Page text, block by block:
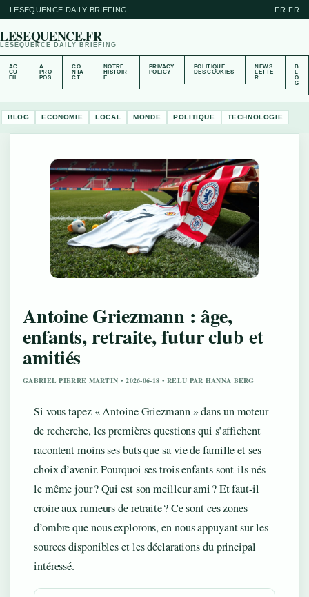
LESEQUENCE DAILY BRIEFING FR-FR
LESEQUENCE.FR
LESEQUENCE DAILY BRIEFING
AC
CU
EIL
A
PRO
POS
CO
NTA
CT
NOTRE
HISTOIR
E
PRIVACY
POLICY
POLITIQUE
DES COOKIES
NEWS
LETTE
R
B
L
O
G
BLOG ECONOMIE LOCAL MONDE POLITIQUE TECHNOLOGIE
Antoine Griezmann : âge,
enfants, retraite, futur club et
amitiés
GABRIEL PIERRE MARTIN • 2026-06-18 • RELU PAR HANNA BERG
Si vous tapez « Antoine Griezmann » dans un moteur
de recherche, les premières questions qui s’affichent
racontent moins ses buts que sa vie de famille et ses
choix d’avenir. Pourquoi ses trois enfants sont-ils nés
le même jour ? Qui est son meilleur ami ? Et faut-il
croire aux rumeurs de retraite ? Ce sont ces zones
d’ombre que nous explorons, en nous appuyant sur les
sources disponibles et les déclarations du principal
intéressé.